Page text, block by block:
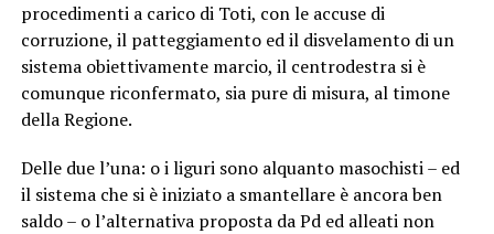
procedimenti a carico di Toti, con le accuse di
corruzione, il patteggiamento ed il disvelamento di un
sistema obiettivamente marcio, il centrodestra si è
comunque riconfermato, sia pure di misura, al timone
della Regione.
Delle due l’una: o i liguri sono alquanto masochisti – ed
il sistema che si è iniziato a smantellare è ancora ben
saldo – o l’alternativa proposta da Pd ed alleati non